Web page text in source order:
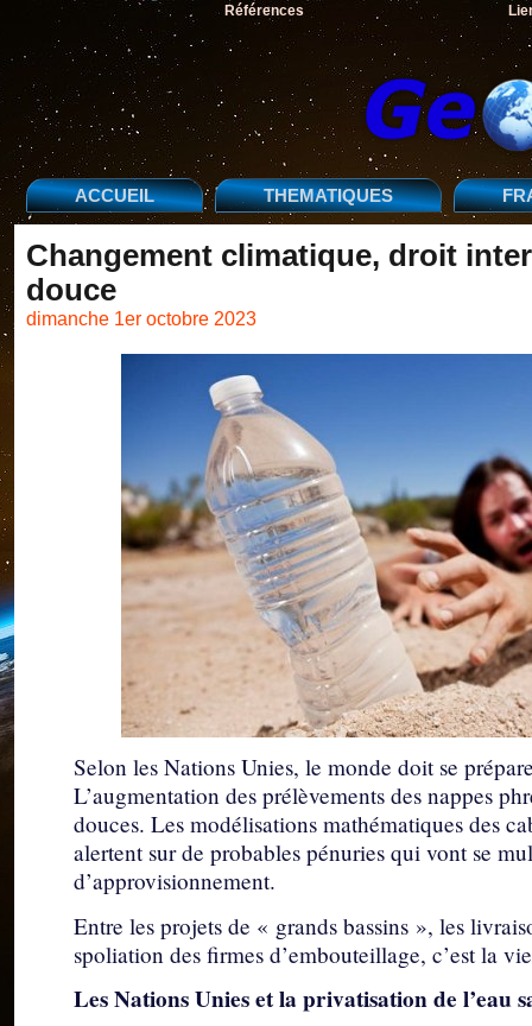
Références
ACCUEIL THEMATIQUES
Changement climatique, droit
douce
dimanche 1er octobre 2023
Selon les Nations Unies, le monde doit se
L’augmentation des prélèvements des nappes
douces. Les modélisations mathématiques des
alertent sur de probables pénuries qui vont se
d’approvisionnement.
Entre les projets de « grands bassins », les
spoliation des firmes d’embouteillage, c’est la
Les Nations Unies et la privatisation de l’eau